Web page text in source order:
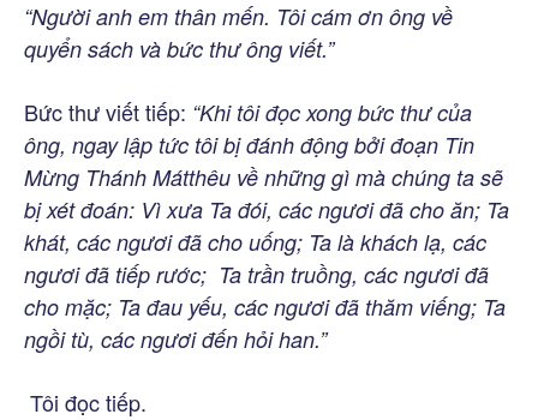
“Người anh em thân mến. Tôi cám ơn ông về
quyển sách và bức thư ông viết.”
Bức thư viết tiếp: “Khi tôi đọc xong bức thư của
ông, ngay lập tức tôi bị đánh động bởi đoạn Tin
Mừng Thánh Mátthêu về những gì mà chúng ta sẽ
bị xét đoán: Vì xưa Ta đói, các ngươi đã cho ăn; Ta
khát, các ngươi đã cho uống; Ta là khách lạ, các
ngươi đã tiếp rước; Ta trần truồng, các ngươi đã
cho mặc; Ta đau yếu, các ngươi đã thăm viếng; Ta
ngồi tù, các ngươi đến hỏi han.”
Tôi đọc tiếp.